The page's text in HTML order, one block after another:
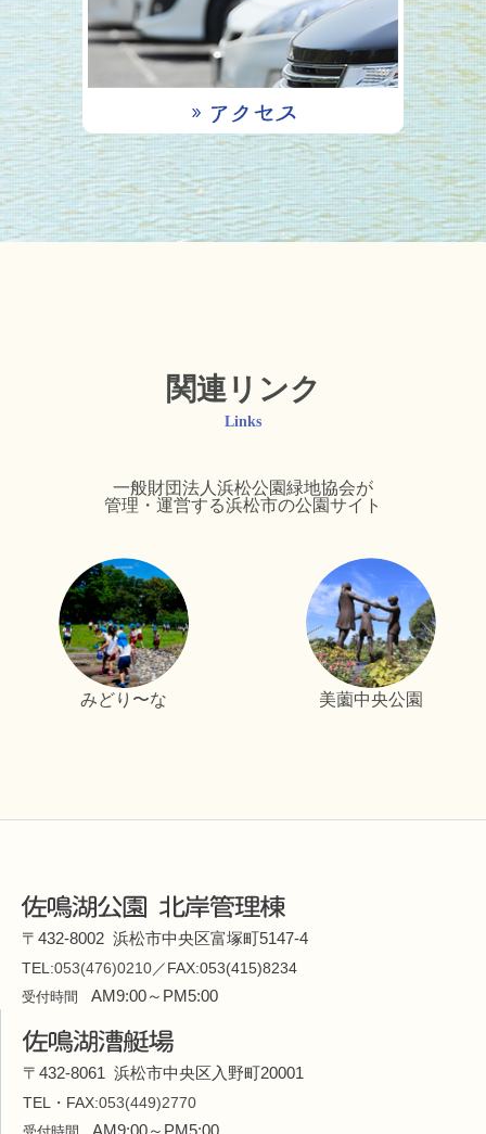
関連リンク
Links
一般財団法人浜松公園緑地協会が
管理・運営する浜松市の公園サイト
みどり〜な 美薗中央公園
〒432-8002 浜松市中央区富塚町5147-4
TEL:053(476)0210／FAX:053(415)8234
受付時間 AM9:00～PM5:00
〒432-8061 浜松市中央区入野町20001
TEL・FAX:053(449)2770
AM9:00～PM5:00